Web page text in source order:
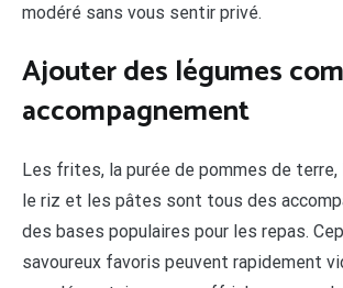
modéré sans vous sentir privé.
Ajouter des légumes
accompagnement
Les frites, la purée de pommes de
le riz et les pâtes sont tous des
des bases populaires pour les repas.
savoureux favoris peuvent rapidement